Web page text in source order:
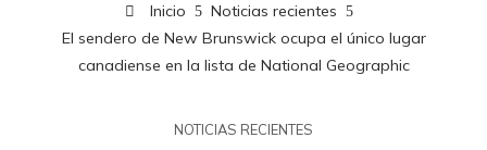
Inicio
Noticias recientes
El sendero de New Brunswick ocupa el único lugar
canadiense en la lista de National Geographic
NOTICIAS RECIENTES